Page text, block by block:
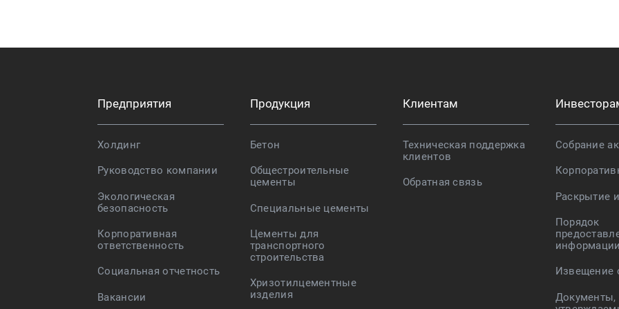
Предприятия
Холдинг
Руководство компании
Экологическая
безопасность
Корпоративная
ответственность
Социальная отчетность
Вакансии
Продукция
Бетон
Общестроительные
цементы
Специальные цементы
Цементы для
транспортного
строительства
Хризотилцементные
изделия
Клиентам
Техническая поддержка
клиентов
Обратная связь
Собрание
Раскрытие
Порядок
информации
Извещение
Документы,